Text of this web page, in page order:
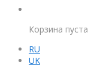
Корзина пуста
RU
UK